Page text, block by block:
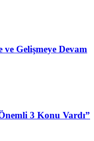
Gelişmeye Devam
3 Konu Vardı”